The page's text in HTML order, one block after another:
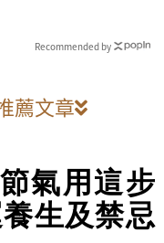
Recommended by
薦文章
氣用這步
生及禁忌